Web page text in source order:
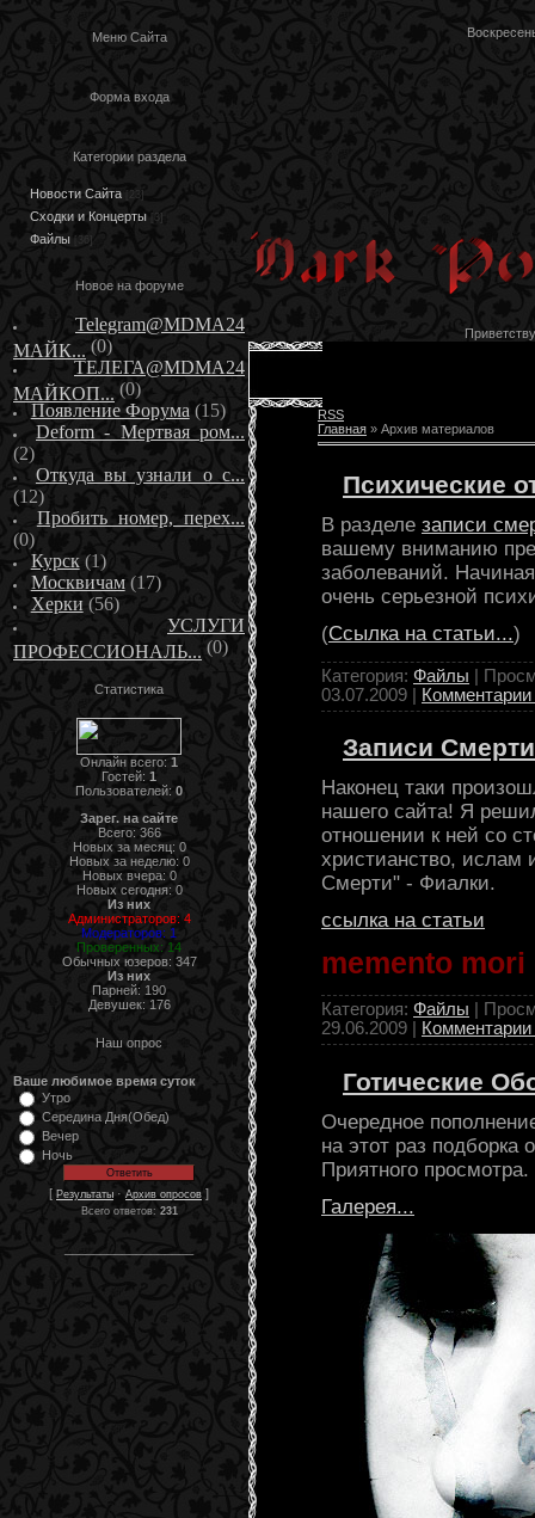
Меню Сайта
Форма входа
Категории раздела
Новости Сайта [23]
Сходки и Концерты [3]
Файлы [36]
Новое на форуме
Telegram@MDMA24
МАЙК...
(0)
ТЕЛЕГА@MDMA24
МАЙКОП...
(0)
Появление Форума (15)
Deform - Мертвая ром...
(2)
Откуда вы узнали о с...
(12)
Пробить номер, перех...
(0)
Курск (1)
Москвичам (17)
Херки (56)
УСЛУГИ
ПРОФЕССИОНАЛЬ... (0)
Статистика
Онлайн всего: 1
Гостей: 1
Пользователей: 0
Зарег. на сайте
Всего: 366
Новых за месяц: 0
Новых за неделю: 0
Новых вчера: 0
Новых сегодня: 0
Из них
Администраторов: 4
Модераторов: 1
Проверенных: 14
Обычных юзеров: 347
Из них
Парней: 190
Девушек: 176
Наш опрос
Ваше любимое время суток
Утро
Середина Дня(Обед)
Вечер
Ночь
[ Результаты · Архив опросов ]
Всего ответов: 231
RSS
Главная » Архив материалов
Психические
В разделе записи
вашему вниманию
заболеваний.
очень серьезной
(Ссылка на статьи...)
Категория: Файлы |
03.07.2009
Комментарии
Записи
Наконец таки
нашего сайта! Я
отношении к ней со
христианство, ислам
Смерти" - Фиалки.
ссылка на статьи
memento
Категория: Файлы |
29.06.2009
Комментарии
Готические
Очередное
на этот раз подборка
Приятного просмотра.
Галерея...